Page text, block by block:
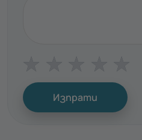
Изпрати